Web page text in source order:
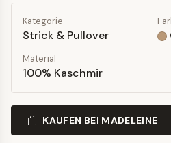
Kategorie
Strick & Pullover
Material
100% Kaschmir
KAUFEN BEI MADELEINE